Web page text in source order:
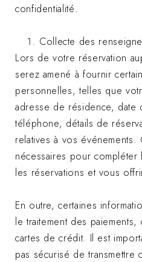
confidentialité.
Collecte des
Lors de votre réservation
serez amené à fournir
personnelles, telles que
adresse de résidence, date
téléphone, détails de
relatives à vos
nécessaires pour compléter
les réservations et vous
En outre, certaines
le traitement des
cartes de crédit. Il est
pas sécurisé de transmettre